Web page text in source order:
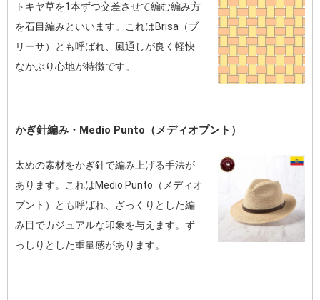
トキヤ草を1本ずつ交差させて編む編み方
を石目編みといいます。これはBrisa（ブ
リーサ）とも呼ばれ、風通しが良く軽快
なかぶり心地が特徴です。
かぎ針編み・Medio Punto（メディオプント）
太めの素材をかぎ針で編み上げる手法が
あります。これはMedio Punto（メディオ
プント）とも呼ばれ、ざっくりとした編
み目でカジュアルな印象を与えます。ず
っしりとした重量感があります。